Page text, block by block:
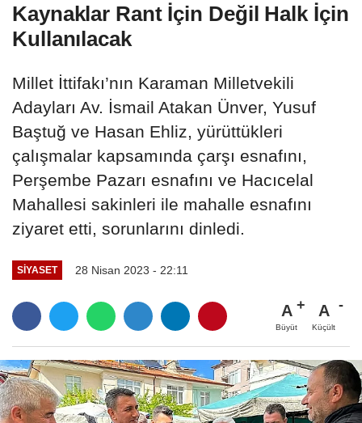
Kaynaklar Rant İçin Değil Halk İçin
Kullanılacak
Millet İttifakı’nın Karaman Milletvekili
Adayları Av. İsmail Atakan Ünver, Yusuf
Baştuğ ve Hasan Ehliz, yürüttükleri
çalışmalar kapsamında çarşı esnafını,
Perşembe Pazarı esnafını ve Hacıcelal
Mahallesi sakinleri ile mahalle esnafını
ziyaret etti, sorunlarını dinledi.
SIYASET 28 Nisan 2023 - 22:11
A
Büyüt
A
Küçült